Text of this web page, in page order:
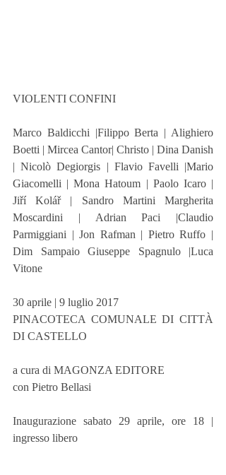
VIOLENTI CONFINI
Marco Baldicchi |Filippo Berta | Alighiero
Boetti | Mircea Cantor| Christo | Dina Danish
| Nicolò Degiorgis | Flavio Favelli |Mario
Giacomelli | Mona Hatoum | Paolo Icaro |
Jiří Kolář | Sandro Martini Margherita
Moscardini | Adrian Paci |Claudio
Parmiggiani | Jon Rafman | Pietro Ruffo |
Dim Sampaio Giuseppe Spagnulo |Luca
Vitone
30 aprile | 9 luglio 2017
PINACOTECA COMUNALE DI CITTÀ
DI CASTELLO
a cura di MAGONZA EDITORE
con Pietro Bellasi
Inaugurazione sabato 29 aprile, ore 18 |
ingresso libero